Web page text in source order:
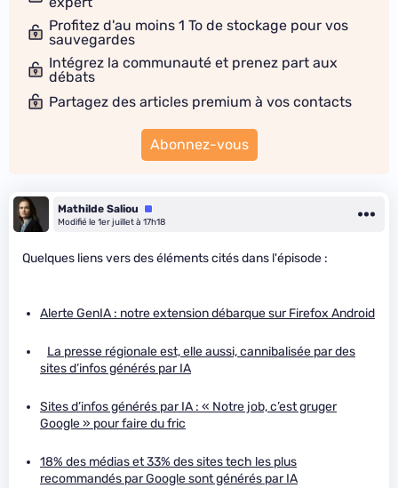
Profitez d'au moins 1 To de stockage pour vos
sauvegardes
Intégrez la communauté et prenez part aux
débats
Partagez des articles premium à vos contacts
Abonnez-vous
Mathilde Saliou
Équipe
Modifié le 1er juillet à 17h18
Quelques liens vers des éléments cités dans l'épisode :
Alerte GenIA : notre extension débarque sur Firefox Android
La presse régionale est, elle aussi, cannibalisée par des
sites d’infos générés par IA
Sites d’infos générés par IA : « Notre job, c’est gruger
Google » pour faire du fric
18% des médias et 33% des sites tech les plus
recommandés par Google sont générés par IA